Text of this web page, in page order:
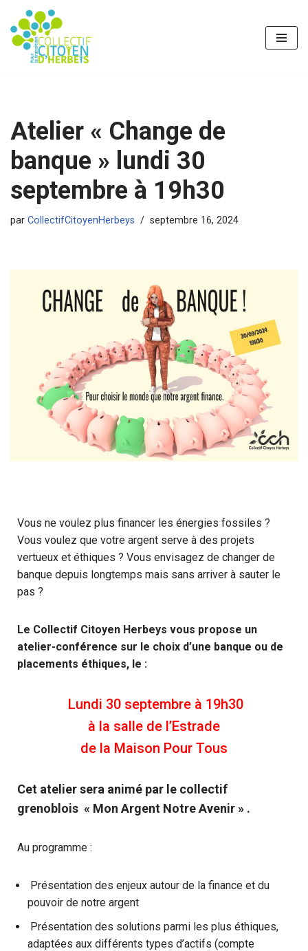
Aller
Atelier « Change de
banque » lundi 30
septembre à 19h30
par CollectifCitoyenHerbeys septembre 16, 2024
Vous ne voulez plus financer les énergies fossiles ?
Vous voulez que votre argent serve à des projets
vertueux et éthiques ? Vous envisagez de changer de
banque depuis longtemps mais sans arriver à sauter le
pas ?
Le Collectif Citoyen Herbeys vous propose un
atelier-conférence sur le choix d’une banque ou de
placements éthiques, le :
Lundi 30 septembre à 19h30
à la salle de l’Estrade
de la Maison Pour Tous
Cet atelier sera animé par le collectif
grenoblois « Mon Argent Notre Avenir » .
Au programme :
Présentation des enjeux autour de la finance et du
pouvoir de notre argent
Présentation des solutions parmi les plus éthiques,
adaptées aux différents types d’actifs (compte